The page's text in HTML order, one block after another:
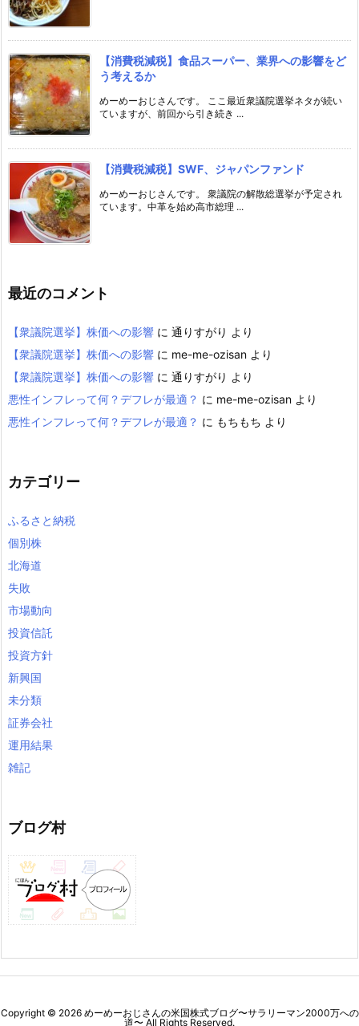
【消費税減税】食品スーパー、業界への影響をど
う考えるか
めーめーおじさんです。 ここ最近衆議院選挙ネタが続い
ていますが、前回から引き続き ...
【消費税減税】SWF、ジャパンファンド
めーめーおじさんです。 衆議院の解散総選挙が予定され
ています。中革を始め高市総理 ...
最近のコメント
【衆議院選挙】株価への影響 に 通りすがり より
【衆議院選挙】株価への影響 に me-me-ozisan より
【衆議院選挙】株価への影響 に 通りすがり より
悪性インフレって何？デフレが最適？ に me-me-ozisan より
悪性インフレって何？デフレが最適？ に もちもち より
カテゴリー
ふるさと納税
個別株
北海道
失敗
市場動向
投資信託
投資方針
新興国
未分類
証券会社
運用結果
雑記
ブログ村
Copyright © 2026 めーめーおじさんの米国株式ブログ〜サラリーマン2000万への
道〜All Rights Reserved.